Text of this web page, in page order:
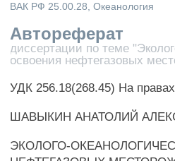
ВАК РФ 25.00.28, Океанология
Автореферат
диссертации по теме
освоения нефтегазовых
УДК 256.18(268.45) На
ШАВЫКИН АНАТОЛИЙ
ЭКОЛОГО-